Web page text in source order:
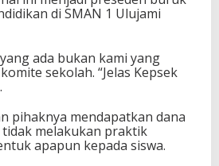
di SMAN 1 Ulujami
ada bukan kami yang
sekolah. “Jelas Kepsek
pihaknya mendapatkan dana
tidak melakukan praktik
apapun kepada siswa.